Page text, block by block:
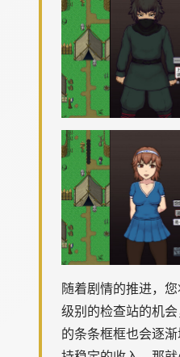
随着剧情的推进，
级别的检查站的机
的条条框框也会逐